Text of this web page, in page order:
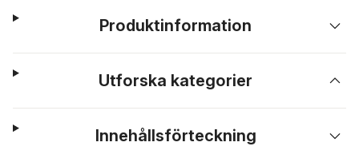
Produktinformation
Utforska kategorier
Innehållsförteckning